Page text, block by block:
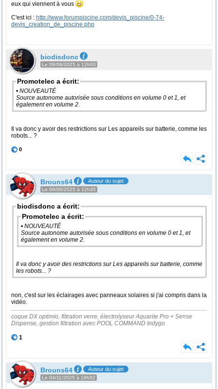
eux qui viennent à vous
C'est ici : http://www.forumpiscine.com/devis_piscine/0-74-
devis_creation_de_piscine.php
biodisdonc
Le 09/08/2025 à 12h03
Promotelec a écrit:
• NOUVEAUTÉ
Source autonome autorisée sous conditions en volume 0 et 1, et
également en volume 2.
Il va donc y avoir des restrictions sur Les appareils sur batterie, comme les
robots... ?
0
Brouns64 Auteur du sujet
Le 09/08/2025 à 12h35
biodisdonc a écrit:
Promotelec a écrit:
• NOUVEAUTÉ
Source autonome autorisée sous conditions en volume 0 et 1, et
également en volume 2.
Il va donc y avoir des restrictions sur Les appareils sur batterie, comme
les robots... ?
non, c'est sur les éclairages avec panneaux solaires si j'ai compris dans la
vidéo.
coque DX optimio, filtration verre, électrolyseur Aquarite Pro + Sense
Dispense, gestion filtration avec POOL COMMAND Indygo
1
Brouns64 Auteur du sujet
Le 04/11/2025 à 19h52